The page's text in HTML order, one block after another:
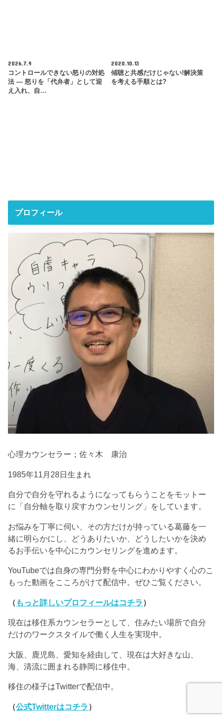
2026.7.9
コントロールできない怒りの対処
法 ― 怒りを「代弁者」として迎
え入れ、自…
2020.10.13
傾聴と共感だけじゃない!解決策
を考える手順とは?
プロフィール
心理カウンセラー；佐々木 康治
1985年11月28日生まれ
自分で自分を守れるようになってもらうことをモットー
に「自分軸を取り戻すカウンセリング」をしています。
お悩みを丁寧に伺い、その方だけが持っている葛藤を一
緒に明らかにし、どうありたいか、どうしたいかを決め
るお手伝いを中心にカウンセリングを進めます。
YouTubeでは自身の専門分野を中心にわかりやすく心のこ
もった動画をこころがけて配信中。ぜひご覧ください。
（ もっと詳しいプロフィールはコチラ ）
現在は移住系カウンセラーとして、住みたい場所で自分
だけのワークスタイルで働く人生を実現中。
大阪、鹿児島、愛知を経由して、現在は大好きな山、
海、清流に囲まれる静岡に移住中。
移住の様子はTwitterで配信中。
（公式Twitterはコチラ ）